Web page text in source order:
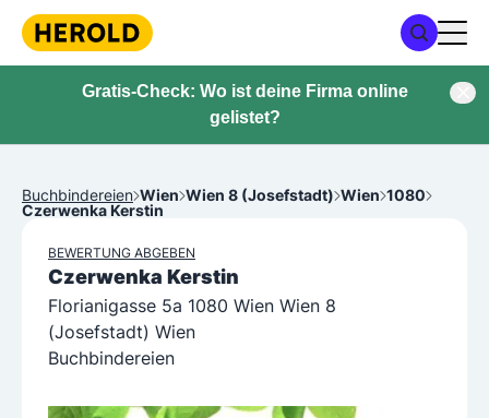
Gratis-Check: Wo ist deine Firma online
gelistet?
Buchbindereien Wien Wien 8 (Josefstadt) Wien 1080
Czerwenka Kerstin
BEWERTUNG ABGEBEN
Czerwenka Kerstin
Florianigasse 5a 1080 Wien Wien 8
(Josefstadt) Wien
Buchbindereien